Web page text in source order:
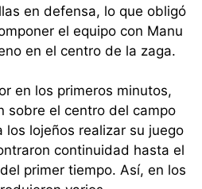
en defensa, lo que obligó
el equipo con Manu
en el centro de la zaga.
en los primeros minutos,
sobre el centro del campo
los lojeños realizar su juego
continuidad hasta el
primer tiempo. Así, en los